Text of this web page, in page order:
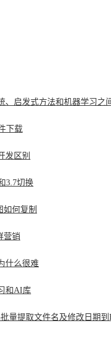
、启发式方法和机器学习之
下载
发区别
3.7切换
如何复制
营销
什么很难
和AI库
量提取文件名及修改日期到